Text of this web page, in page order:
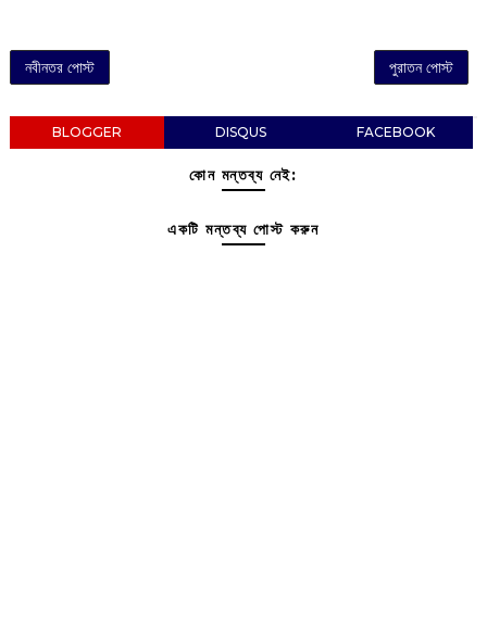
নবীনতর পোস্ট পুরাতন পোস্ট
BLOGGER DISQUS FACEBOOK
কোন মন্তব্য নেই:
একটি মন্তব্য পোস্ট করুন